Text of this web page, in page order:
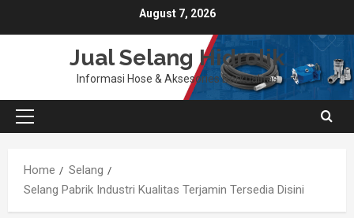
to
August 7, 2026
Jual Selang Hidrolik
Informasi Hose & Aksesories Berkualitas
Primary
Home
Selang
Selang Pabrik Industri Kualitas Terjamin Tersedia Disini